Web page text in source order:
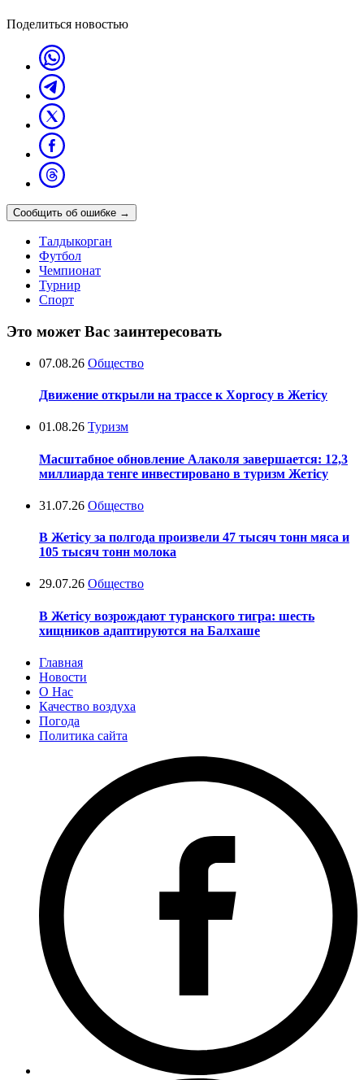
Поделиться новостью
Сообщить об ошибке →
Талдыкорган
Футбол
Чемпионат
Турнир
Спорт
Это может Вас заинтересовать
07.08.26 Общество
Движение открыли на трассе к Хоргосу в Жетісу
01.08.26 Туризм
Масштабное обновление Алаколя завершается: 12,3
миллиарда тенге инвестировано в туризм Жетісу
31.07.26 Общество
В Жетісу за полгода произвели 47 тысяч тонн мяса и
105 тысяч тонн молока
29.07.26 Общество
В Жетісу возрождают туранского тигра: шесть
хищников адаптируются на Балхаше
Главная
Новости
О Нас
Качество воздуха
Погода
Политика сайта